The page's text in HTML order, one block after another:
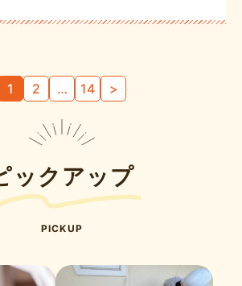
1 2 … 14 >
ックアップ
PICKUP